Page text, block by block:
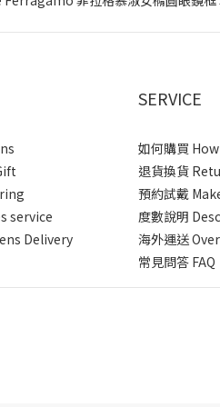
service
Delivery
SERVICE
如何購買
退貨換貨
預約試戴
度數說明
海外運送
常見問答 FAQ